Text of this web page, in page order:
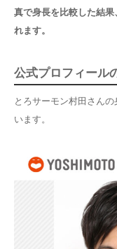
真で身長を比較した結果
れます。
公式プロフィール
とろサーモン村田さんの
います。